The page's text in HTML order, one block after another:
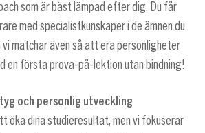
som är bäst lämpad efter dig. Du får
med specialistkunskaper i de ämnen du
vi matchar även så att era personligheter
en första prova-på-lektion utan bindning!
och personlig utveckling
öka dina studieresultat, men vi fokuserar